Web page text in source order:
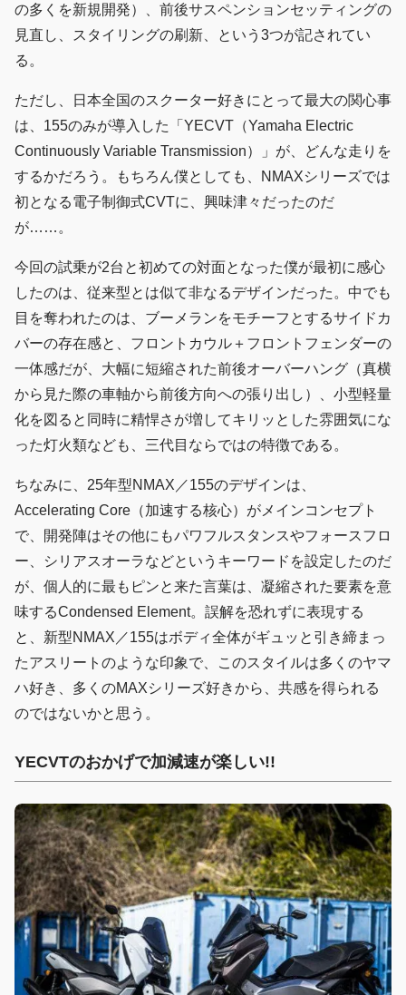
の多くを新規開発）、前後サスペンションセッティングの
見直し、スタイリングの刷新、という3つが記されてい
る。
ただし、日本全国のスクーター好きにとって最大の関心事
は、155のみが導入した「YECVT（Yamaha Electric
Continuously Variable Transmission）」が、どんな走りを
するかだろう。もちろん僕としても、NMAXシリーズでは
初となる電子制御式CVTに、興味津々だったのだ
が……。
今回の試乗が2台と初めての対面となった僕が最初に感心
したのは、従来型とは似て非なるデザインだった。中でも
目を奪われたのは、ブーメランをモチーフとするサイドカ
バーの存在感と、フロントカウル＋フロントフェンダーの
一体感だが、大幅に短縮された前後オーバーハング（真横
から見た際の車軸から前後方向への張り出し）、小型軽量
化を図ると同時に精悍さが増してキリッとした雰囲気にな
った灯火類なども、三代目ならではの特徴である。
ちなみに、25年型NMAX／155のデザインは、
Accelerating Core（加速する核心）がメインコンセプト
で、開発陣はその他にもパワフルスタンスやフォースフロ
ー、シリアスオーラなどというキーワードを設定したのだ
が、個人的に最もピンと来た言葉は、凝縮された要素を意
味するCondensed Element。誤解を恐れずに表現する
と、新型NMAX／155はボディ全体がギュッと引き締まっ
たアスリートのような印象で、このスタイルは多くのヤマ
ハ好き、多くのMAXシリーズ好きから、共感を得られる
のではないかと思う。
YECVTのおかげで加減速が楽しい!!